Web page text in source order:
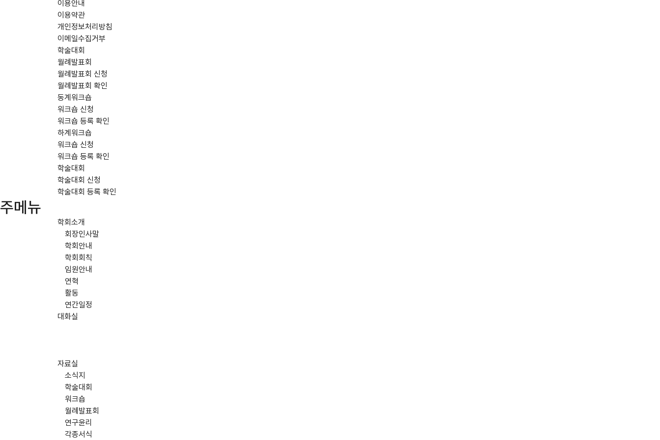
이용안내
이용약관
개인정보처리방침
이메일수집거부
학술대회
월례발표회
월례발표회 신청
월례발표회 확인
동계워크숍
워크숍 신청
워크숍 등록 확인
하계워크숍
워크숍 신청
워크숍 등록 확인
학술대회
학술대회 신청
학술대회 등록 확인
주메뉴
학회소개
회장인사말
학회안내
학회회칙
임원안내
연혁
활동
연간일정
대화실
자료실
소식지
학술대회
워크숍
월례발표회
연구윤리
각종서식